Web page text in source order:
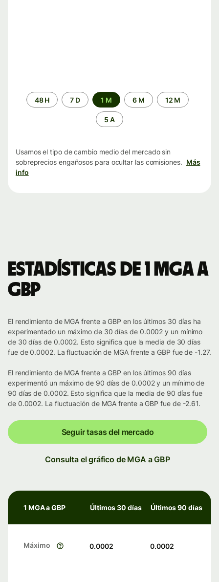
Periodo48 H 7 D 1 M 6 M 12 M
5 A
Usamos el tipo de cambio medio del mercado sin
sobreprecios engañosos para ocultar las comisiones. Más
info
Estadísticas de 1 MGA a
GBP
El rendimiento de MGA frente a GBP en los últimos 30 días ha
experimentado un máximo de 30 días de 0.0002 y un mínimo
de 30 días de 0.0002. Esto significa que la media de 30 días
fue de 0.0002. La fluctuación de MGA frente a GBP fue de -1.27.
El rendimiento de MGA frente a GBP en los últimos 90 días
experimentó un máximo de 90 días de 0.0002 y un mínimo de
90 días de 0.0002. Esto significa que la media de 90 días fue
de 0.0002. La fluctuación de MGA frente a GBP fue de -2.61.
Seguir tasas del mercado
Consulta el gráfico de MGA a GBP
1 MGA a GBP Últimos 30 días Últimos 90 días
Máximo 0.0002 0.0002